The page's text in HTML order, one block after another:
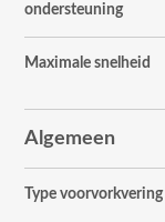
ondersteuning
Maximale snelheid
Algemeen
Type voorvorkvering